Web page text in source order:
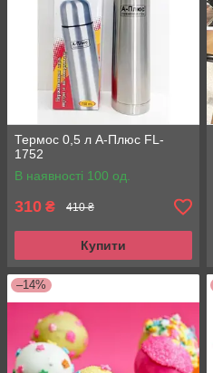
Термос 0,5 л А-Плюс FL-
1752
В наявності 100 од.
310 ₴ 410 ₴
Купити
–14%